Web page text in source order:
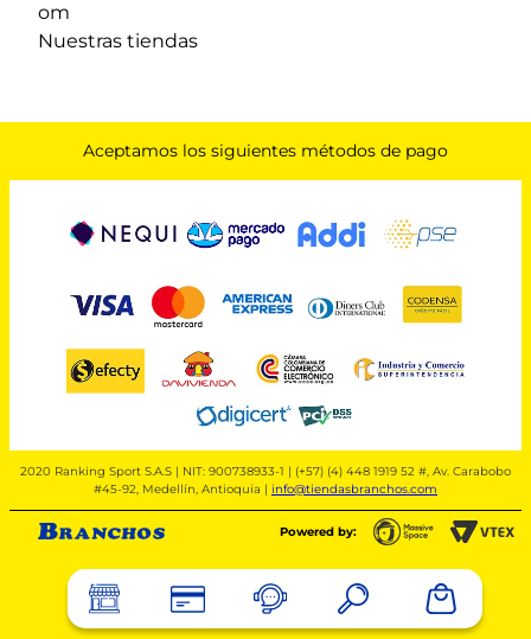
om
Nuestras tiendas
Aceptamos los siguientes métodos de pago
2020 Ranking Sport S.A.S | NIT: 900738933-1 | (+57) (4) 448 1919 52 #, Av. Carabobo
#45-92, Medellín, Antioquia | info@tiendasbranchos.com
Powered by: